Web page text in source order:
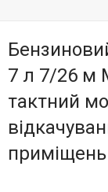
7 л 7/26 м
тактний
приміщень